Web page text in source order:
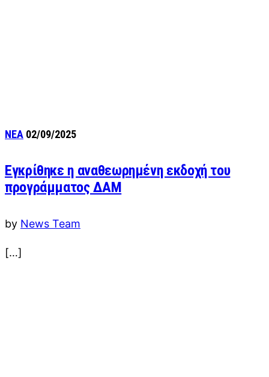
ΝΕΑ 02/09/2025
Εγκρίθηκε η αναθεωρημένη εκδοχή του
προγράμματος ΔΑΜ
by News Team
[…]